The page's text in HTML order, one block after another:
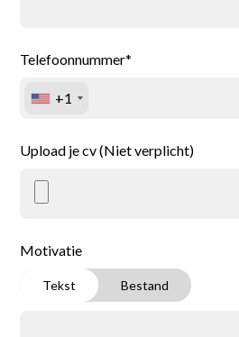
Home
Vacatures
Telefoonnummer*
+1
Upload je cv (Niet verplicht)
Motivatie
Tekst Bestand